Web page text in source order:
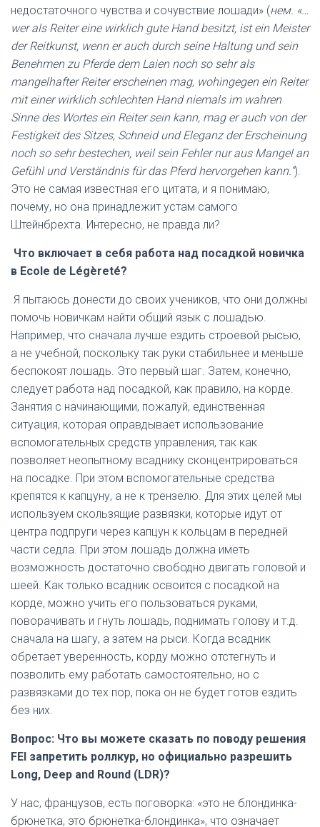
недостаточного чувства и сочувствие лошади» (нем. «…
wer als Reiter eine wirklich gute Hand besitzt, ist ein Meister
der Reitkunst, wenn er auch durch seine Haltung und sein
Benehmen zu Pferde dem Laien noch so sehr als
mangelhafter Reiter erscheinen mag, wohingegen ein Reiter
mit einer wirklich schlechten Hand niemals im wahren
Sinne des Wortes ein Reiter sein kann, mag er auch von der
Festigkeit des Sitzes, Schneid und Eleganz der Erscheinung
noch so sehr bestechen, weil sein Fehler nur aus Mangel an
Gefühl und Verständnis für das Pferd hervorgehen kann.“).
Это не самая известная его цитата, и я понимаю,
почему, но она принадлежит устам самого
Штейнбрехта. Интересно, не правда ли?
Что включает в себя работа над посадкой новичка
в Ecole de Légèreté?
Я пытаюсь донести до своих учеников, что они должны
помочь новичкам найти общий язык с лошадью.
Например, что сначала лучше ездить строевой рысью,
а не учебной, поскольку так руки стабильнее и меньше
беспокоят лошадь. Это первый шаг. Затем, конечно,
следует работа над посадкой, как правило, на корде.
Занятия с начинающими, пожалуй, единственная
ситуация, которая оправдывает использование
вспомогательных средств управления, так как
позволяет неопытному всаднику сконцентрироваться
на посадке. При этом вспомогательные средства
крепятся к капцуну, а не к трензелю. Для этих целей мы
используем скользящие развязки, которые идут от
центра подпруги через капцун к кольцам в передней
части седла. При этом лошадь должна иметь
возможность достаточно свободно двигать головой и
шеей. Как только всадник освоится с посадкой на
корде, можно учить его пользоваться руками,
поворачивать и гнуть лошадь, поднимать голову и т.д.
сначала на шагу, а затем на рыси. Когда всадник
обретает уверенность, корду можно отстегнуть и
позволить ему работать самостоятельно, но с
развязками до тех пор, пока он не будет готов ездить
без них.
Вопрос: Что вы можете сказать по поводу решения
FEI запретить роллкур, но официально разрешить
Long, Deep and Round (LDR)?
У нас, французов, есть поговорка: «это не блондинка-
брюнетка, это брюнетка-блондинка», что означает